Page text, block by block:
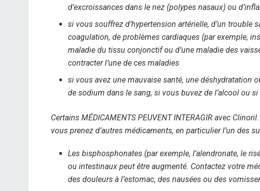
d’excroissances dans le nez (polypes nasaux) ou
si vous souffrez d’hypertension artérielle, d’un trouble
coagulation, de problèmes cardiaques (par exemple,
maladie du tissu conjonctif ou d’une maladie des
contracter l’une de ces maladies
si vous avez une mauvaise santé, une déshydratation
de sodium dans le sang, si vous buvez de l’alcool ou
Certains MÉDICAMENTS PEUVENT INTERAGIR avec
vous prenez d’autres médicaments, en particulier l’un des
Les bisphosphonates (par exemple, l’alendronate, le
ou intestinaux peut être augmenté. Contactez votre
des douleurs à l’estomac, des nausées ou des